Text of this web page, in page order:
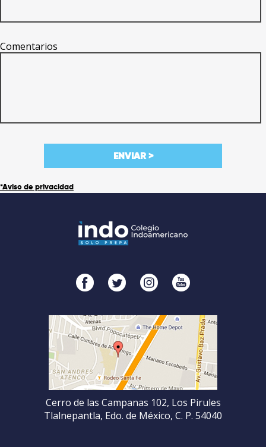
Comentarios
*Aviso de privacidad
Cerro de las Campanas 102, Los Pirules
Tlalnepantla, Edo. de México, C. P. 54040